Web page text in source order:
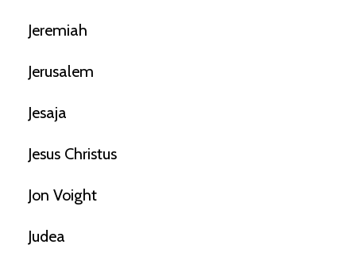
Jeremiah
Jerusalem
Jesaja
Jesus Christus
Jon Voight
Judea